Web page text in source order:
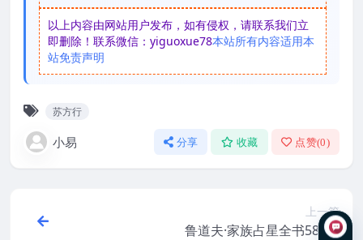
以上内容由网站用户发布，如有侵权，请联系我们立
即删除！联系微信：yiguoxue78本站所有内容适用本
站免责声明
苏方行
小易 分享 收藏 点赞(0)
上一篇
鲁道夫·家族占星全书582页